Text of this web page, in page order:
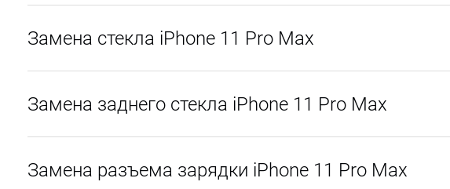
Замена стекла iPhone 11 Pro Max
Замена заднего стекла iPhone 11 Pro Max
Замена разъема зарядки iPhone 11 Pro Max